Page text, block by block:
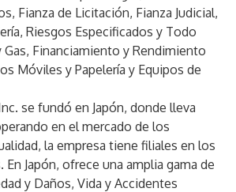
Fianza de Licitación, Fianza Judicial,
Riesgos Especificados y Todo
Financiamiento y Rendimiento
Móviles y Papelería y Equipos de
se fundó en Japón, donde lleva
en el mercado de los
la empresa tiene filiales en los
Japón, ofrece una amplia gama de
y Daños, Vida y Accidentes